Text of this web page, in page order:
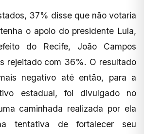
37% disse que não votaria
o apoio do presidente Lula,
do Recife, João Campos
rejeitado com 36%. O resultado
negativo até então, para a
estadual, foi divulgado no
caminhada realizada por ela
tentativa de fortalecer seu